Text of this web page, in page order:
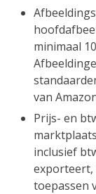
minimaal
van
Prijs- en
inclusief
exporteert,
toepassen